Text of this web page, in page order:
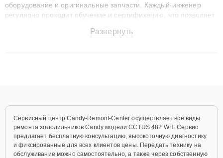
оборудование и оригинальные запчасти. Каждый инженер
регулярно проходит обучение и сертификацию, что позволяет
технику с сохранением гарантии до 3 лет. Наши мастера
Развернуть
Сервисный центр Candy-Remont-Center осуществляет все виды
ремонта холодильников Candy модели CCTUS 482 WH. Сервис
предлагает бесплатную консультацию, высокоточную диагностику
и фиксированные для всех клиентов цены. Передать технику на
обслуживание можно самостоятельно, а также через собственную